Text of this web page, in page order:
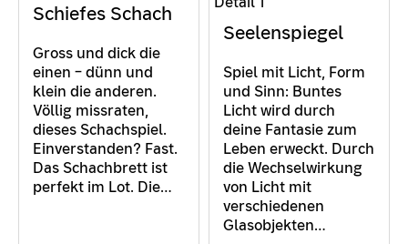
Schiefes Schach
Gross und dick die
einen – dünn und
klein die anderen.
Völlig missraten,
dieses Schachspiel.
Einverstanden? Fast.
Das Schachbrett ist
perfekt im Lot. Die…
Seelenspiegel
Spiel mit Licht, Form
und Sinn: Buntes
Licht wird durch
deine Fantasie zum
Leben erweckt. Durch
die Wechselwirkung
von Licht mit
verschiedenen
Glasobjekten…